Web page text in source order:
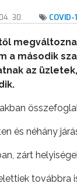
30. COVID-
a második
az
és néhány
zárt
továbbra